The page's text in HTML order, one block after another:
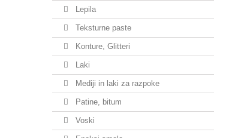
Lepila
Teksturne paste
Konture, Glitteri
Laki
Mediji in laki za razpoke
Patine, bitum
Voski